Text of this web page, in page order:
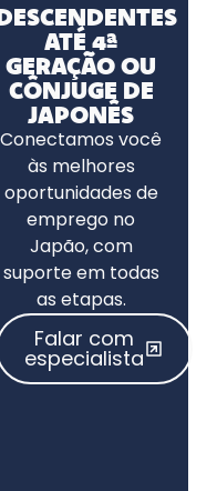
ATÉ 4ª
GERAÇÃO OU
CÔNJUGE DE
JAPONÊS
Conectamos você
às melhores
oportunidades de
emprego no
Japão, com
suporte em todas
as etapas.
Falar com
especialista